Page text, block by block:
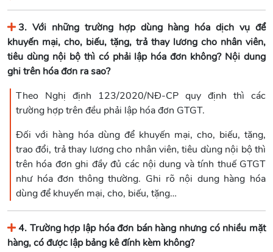
3. Với những trường hợp dùng hàng hóa dịch vụ để
khuyến mại, cho, biếu, tặng, trả thay lương cho nhân viên,
tiêu dùng nội bộ thì có phải lập hóa đơn không? Nội dung
ghi trên hóa đơn ra sao?
Theo Nghị định 123/2020/NĐ-CP quy định thì các
trường hợp trên đều phải lập hóa đơn GTGT.
Đối với hàng hóa dùng để khuyến mại, cho, biếu, tặng,
trao đổi, trả thay lương cho nhân viên, tiêu dùng nội bộ thì
trên hóa đơn ghi đầy đủ các nội dung và tính thuế GTGT
như hóa đơn thông thường. Ghi rõ nội dung hàng hóa
dùng để khuyến mại, cho, biếu, tặng…
4. Trường hợp lập hóa đơn bán hàng nhưng có nhiều mặt
hàng, có được lập bảng kê đính kèm không?